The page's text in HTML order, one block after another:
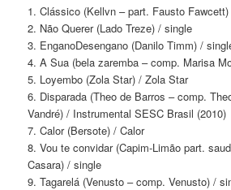
1. Clássico (Kellvn – part. Fausto
2. Não Querer (Lado Treze) / single
3. EnganoDesengano (Danilo Timm) /
4. A Sua (bela zaremba – comp. Marisa
5. Loyembo (Zola Star) / Zola Star
6. Disparada (Theo de Barros – comp.
Vandré) / Instrumental SESC Brasil (2010)
7. Calor (Bersote) / Calor
8. Vou te convidar (Capim-Limão part.
Casara) / single
9. Tagarelá (Venusto – comp. Venusto) /